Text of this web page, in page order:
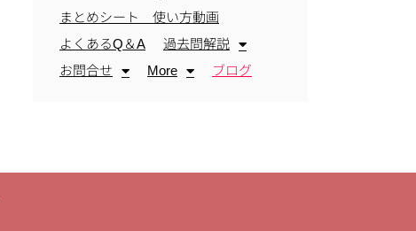
まとめシート 使い方動画
よくあるQ＆A
過去問解説
お問合せ
More ブログ